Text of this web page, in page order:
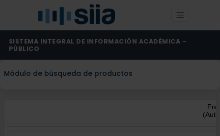
SISTEMA INTEGRAL DE INFORMACIÓN ACADÉMICA -
PÚBLICO
Módulo de búsqueda de productos